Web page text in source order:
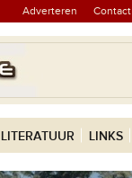
Adverteren Contact
LITERATUUR LINKS